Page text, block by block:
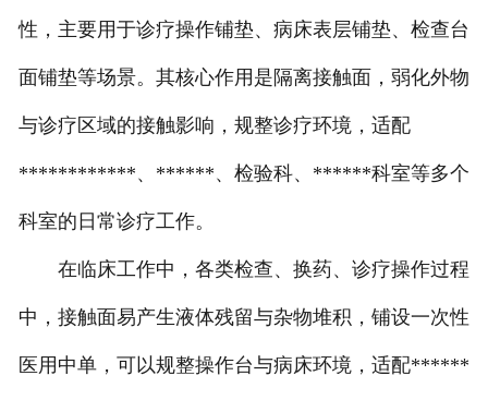
性，主要用于诊疗操作铺垫、病床表层铺垫、检查台
面铺垫等场景。其核心作用是隔离接触面，弱化外物
与诊疗区域的接触影响，规整诊疗环境，适配
************、******、检验科、******科室等多个
科室的日常诊疗工作。
在临床工作中，各类检查、换药、诊疗操作过程
中，接触面易产生液体残留与杂物堆积，铺设一次性
医用中单，可以规整操作台与病床环境，适配******